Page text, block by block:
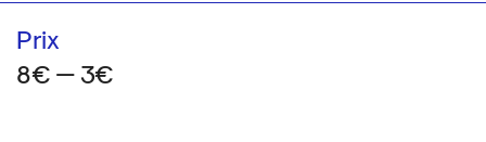
Prix
8€ — 3€